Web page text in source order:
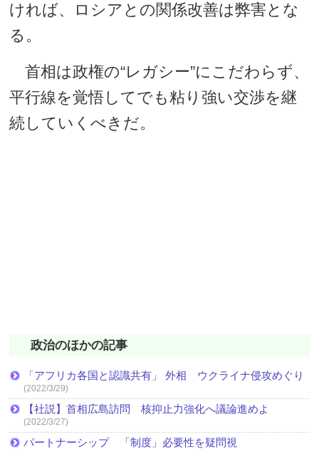
ければ、ロシアとの関係改善は弊害とな
る。
首相は政権の“レガシー”にこだわらず、
平行線を覚悟してでも粘り強い交渉を継
続していくべきだ。
政治のほかの記事
「アフリカ各国と認識共有」 外相 ウクライナ侵攻めぐり
(2022/3/29)
【社説】首相広島訪問 核抑止力強化へ議論進めよ
(2022/3/27)
パートナーシップ 「制度」必要性を疑問視